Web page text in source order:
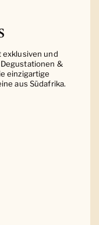
exklusiven und
&
einzigartige
aus Südafrika.